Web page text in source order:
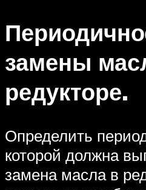
замены
редукторе.
Определить
которой должна
замена масла в